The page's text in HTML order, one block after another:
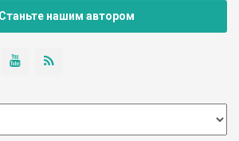
Станьте нашим автором